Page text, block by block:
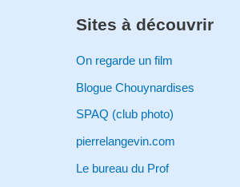
Sites à découvrir
On regarde un film
Blogue Chouynardises
SPAQ (club photo)
pierrelangevin.com
Le bureau du Prof